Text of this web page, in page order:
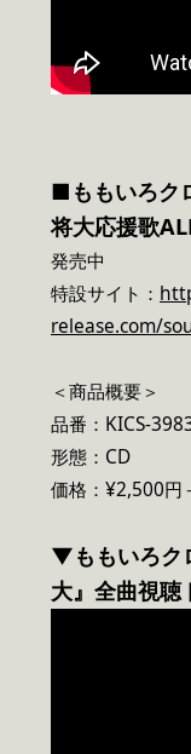
■ももいろク
将大応援歌
発売中
特設サイト：
release.com/
＜商品概要＞
品番：KICS-
形態：CD
価格：¥2,500円
▼ももいろク
大』全曲視聴